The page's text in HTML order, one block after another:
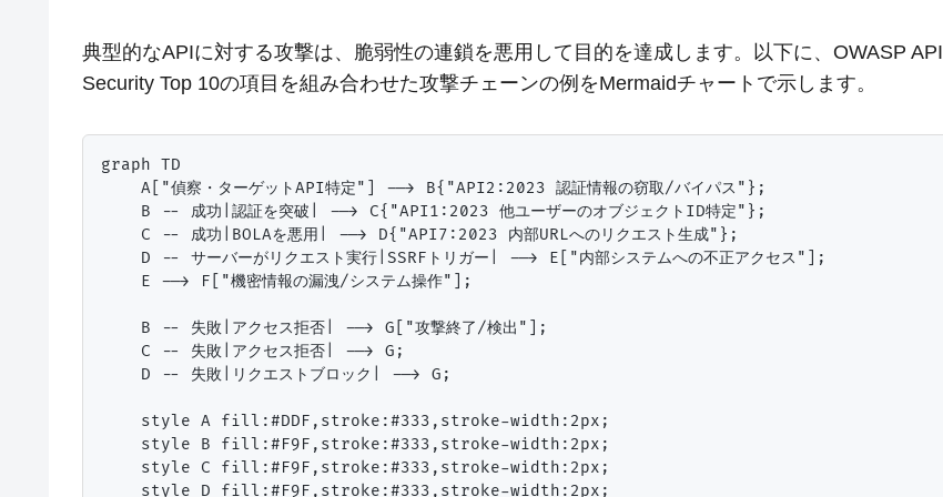
典型的なAPIに対する攻撃は、脆弱性の連鎖を悪用して目的を達成します。以下に、OWASP API
Security Top 10の項目を組み合わせた攻撃チェーンの例をMermaidチャートで示します。
graph TD
    A["偵察・ターゲットAPI特定"] --> B{"API2:2023 認証情報の窃取/バイパス"};
    B -- 成功|認証を突破| --> C{"API1:2023 他ユーザーのオブジェクトID特定"};
    C -- 成功|BOLAを悪用| --> D{"API7:2023 内部URLへのリクエスト生成"};
    D -- サーバーがリクエスト実行|SSRFトリガー| --> E["内部システムへの不正アクセス"];
    E --> F["機密情報の漏洩/システム操作"];
    B -- 失敗|アクセス拒否| --> G["攻撃終了/検出"];
    C -- 失敗|アクセス拒否| --> G;
    D -- 失敗|リクエストブロック| --> G;
    style A fill:#DDF,stroke:#333,stroke-width:2px;
    style B fill:#F9F,stroke:#333,stroke-width:2px;
    style C fill:#F9F,stroke:#333,stroke-width:2px;
    style D fill:#F9F,stroke:#333,stroke-width:2px;